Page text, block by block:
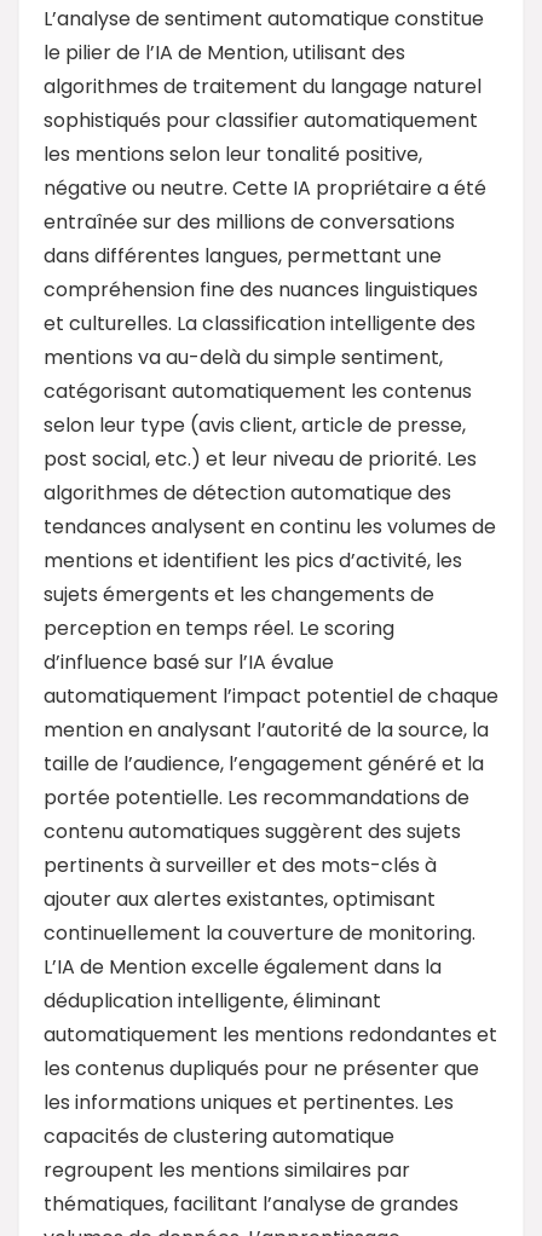
L’analyse de sentiment automatique constitue
le pilier de l’IA de Mention, utilisant des
algorithmes de traitement du langage naturel
sophistiqués pour classifier automatiquement
les mentions selon leur tonalité positive,
négative ou neutre. Cette IA propriétaire a été
entraînée sur des millions de conversations
dans différentes langues, permettant une
compréhension fine des nuances linguistiques
et culturelles. La classification intelligente des
mentions va au-delà du simple sentiment,
catégorisant automatiquement les contenus
selon leur type (avis client, article de presse,
post social, etc.) et leur niveau de priorité. Les
algorithmes de détection automatique des
tendances analysent en continu les volumes de
mentions et identifient les pics d’activité, les
sujets émergents et les changements de
perception en temps réel. Le scoring
d’influence basé sur l’IA évalue
automatiquement l’impact potentiel de chaque
mention en analysant l’autorité de la source, la
taille de l’audience, l’engagement généré et la
portée potentielle. Les recommandations de
contenu automatiques suggèrent des sujets
pertinents à surveiller et des mots-clés à
ajouter aux alertes existantes, optimisant
continuellement la couverture de monitoring.
L’IA de Mention excelle également dans la
déduplication intelligente, éliminant
automatiquement les mentions redondantes et
les contenus dupliqués pour ne présenter que
les informations uniques et pertinentes. Les
capacités de clustering automatique
regroupent les mentions similaires par
thématiques, facilitant l’analyse de grandes